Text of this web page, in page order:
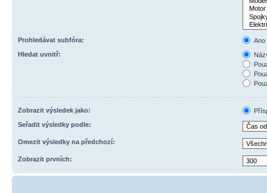
Prohledávat subfóra:
Ano
Hledat uvnitř:
Zobrazit výsledek jako:
Seřadit výsledky podle:
Omezit výsledky na předchozí:
Zobrazit prvních: